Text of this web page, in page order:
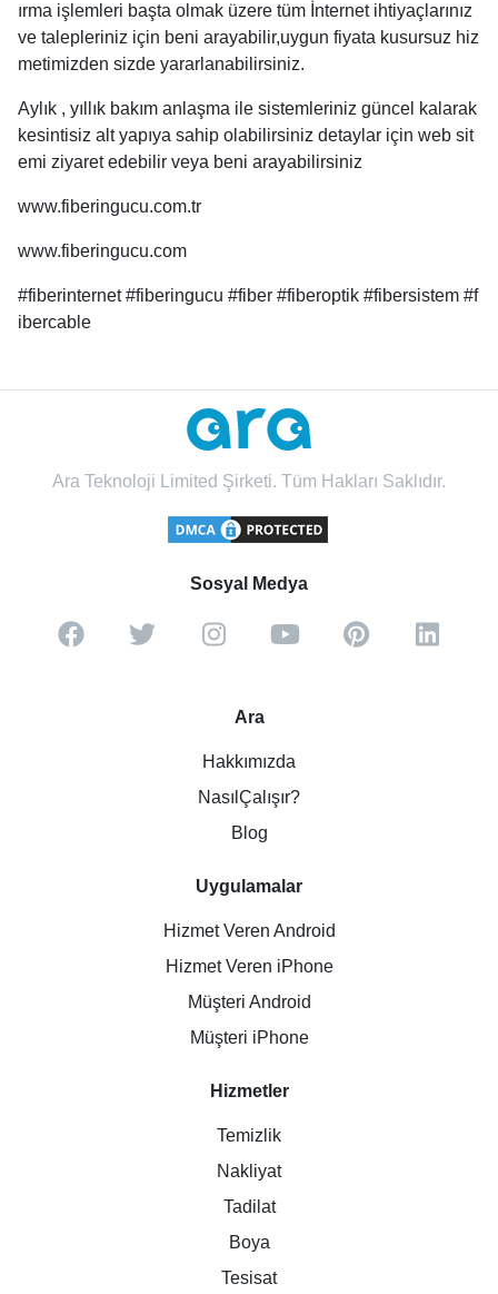
ırma işlemleri başta olmak üzere tüm İnternet ihtiyaçlarınız
ve talepleriniz için beni arayabilir,uygun fiyata kusursuz hiz
metimizden sizde yararlanabilirsiniz.
Aylık , yıllık bakım anlaşma ile sistemleriniz güncel kalarak
kesintisiz alt yapıya sahip olabilirsiniz detaylar için web sit
emi ziyaret edebilir veya beni arayabilirsiniz
www.fiberingucu.com.tr
www.fiberingucu.com
#fiberinternet #fiberingucu #fiber #fiberoptik #fibersistem #f
ibercable
Ara Teknoloji Limited Şirketi. Tüm Hakları Saklıdır.
Sosyal Medya
Ara
Hakkımızda
NasılÇalışır?
Blog
Uygulamalar
Hizmet Veren Android
Hizmet Veren iPhone
Müşteri Android
Müşteri iPhone
Hizmetler
Temizlik
Nakliyat
Tadilat
Boya
Tesisat